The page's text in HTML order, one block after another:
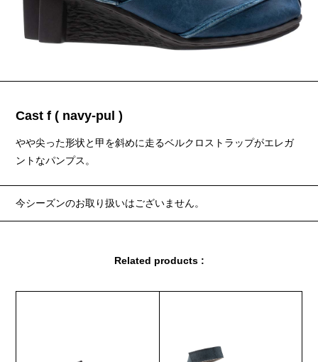
Cast f ( navy-pul )
やや尖った形状と甲を斜めに走るベルクロストラップがエレガ
ントなパンプス。
今シーズンのお取り扱いはございません。
Related products :